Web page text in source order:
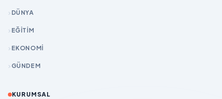
DÜNYA
EĞİTİM
EKONOMİ
GÜNDEM
KURUMSAL